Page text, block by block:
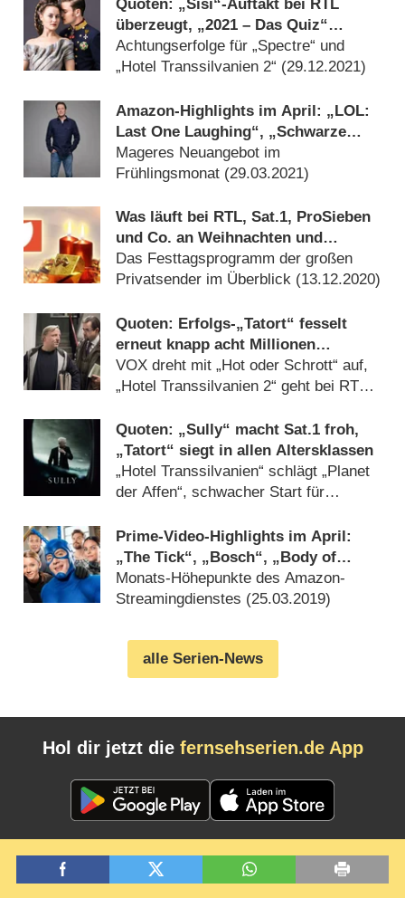
Quoten: „Sisi“-Auftakt bei RTL
überzeugt, „2021 – Das Quiz“
dominiert bei Jung wie Alt
Achtungserfolge für „Spectre“ und
„Hotel Transsilvanien 2“ (29.12.2021)
Amazon-Highlights im April: „LOL:
Last One Laughing“, „Schwarze
Adler“ und „Pretty Little Liars“
Mageres Neuangebot im
Frühlingsmonat (29.03.2021)
Was läuft bei RTL, Sat.1, ProSieben
und Co. an Weihnachten und
Silvester?
Das Festtagsprogramm der großen
Privatsender im Überblick (13.12.2020)
Quoten: Erfolgs-„Tatort“ fesselt
erneut knapp acht Millionen
Zuschauer
VOX dreht mit „Hot oder Schrott“ auf,
„Hotel Transsilvanien 2“ geht bei RTL
Quoten: „Sully“ macht Sat.1 froh,
„Tatort“ siegt in allen Altersklassen
„Hotel Transsilvanien“ schlägt „Planet
der Affen“, schwacher Start für
Prime-Video-Highlights im April:
„The Tick“, „Bosch“, „Body of
Proof“
Monats-Höhepunkte des Amazon-
Streamingdienstes (25.03.2019)
alle Serien-News
Hol dir jetzt die fernsehserien.de App